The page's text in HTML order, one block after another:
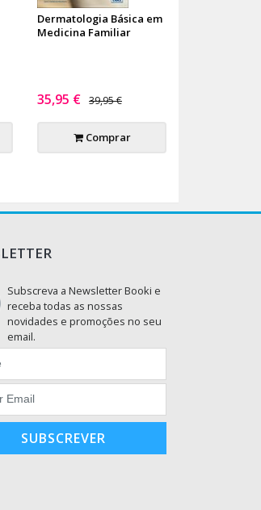
Dermatologia Básica em
Medicina Familiar
35,95 € 39,95 €
Comprar
Subscreva a Newsletter Booki e
receba todas as nossas
novidades e promoções no seu
email.
SUBSCREVER